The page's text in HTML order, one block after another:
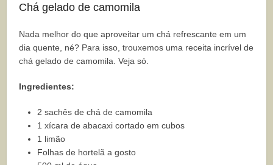
Chá gelado de camomila
Nada melhor do que aproveitar um chá refrescante em um
dia quente, né? Para isso, trouxemos uma receita incrível de
chá gelado de camomila. Veja só.
Ingredientes:
2 sachês de chá de camomila
1 xícara de abacaxi cortado em cubos
1 limão
Folhas de hortelã a gosto